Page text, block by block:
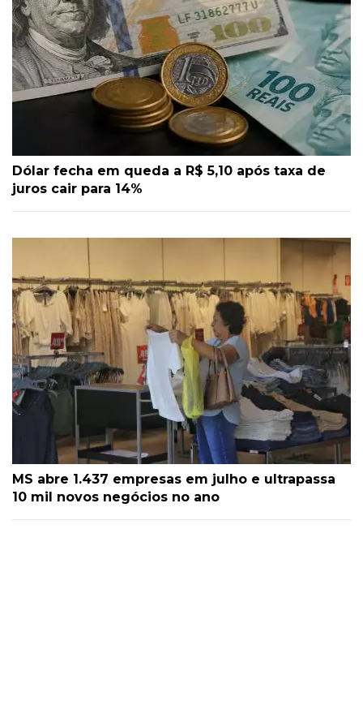
Dólar fecha em queda a R$ 5,10 após taxa de
juros cair para 14%
MS abre 1.437 empresas em julho e ultrapassa
10 mil novos negócios no ano